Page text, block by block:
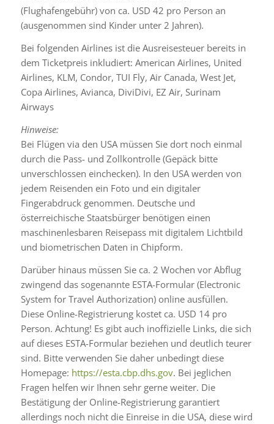
(Flughafengebühr) von ca. USD 42 pro Person an
(ausgenommen sind Kinder unter 2 Jahren).
Bei folgenden Airlines ist die Ausreisesteuer bereits in
dem Ticketpreis inkludiert: American Airlines, United
Airlines, KLM, Condor, TUI Fly, Air Canada, West Jet,
Copa Airlines, Avianca, DiviDivi, EZ Air, Surinam
Airways
Hinweise:
Bei Flügen via den USA müssen Sie dort noch einmal
durch die Pass- und Zollkontrolle (Gepäck bitte
unverschlossen einchecken). In den USA werden von
jedem Reisenden ein Foto und ein digitaler
Fingerabdruck genommen. Deutsche und
österreichische Staatsbürger benötigen einen
maschinenlesbaren Reisepass mit digitalem Lichtbild
und biometrischen Daten in Chipform.
Darüber hinaus müssen Sie ca. 2 Wochen vor Abflug
zwingend das sogenannte ESTA-Formular (Electronic
System for Travel Authorization) online ausfüllen.
Diese Online-Registrierung kostet ca. USD 14 pro
Person. Achtung! Es gibt auch inoffizielle Links, die sich
auf dieses ESTA-Formular beziehen und deutlich teurer
sind. Bitte verwenden Sie daher unbedingt diese
Homepage: https://esta.cbp.dhs.gov. Bei jeglichen
Fragen helfen wir Ihnen sehr gerne weiter. Die
Bestätigung der Online-Registrierung garantiert
allerdings noch nicht die Einreise in die USA, diese wird